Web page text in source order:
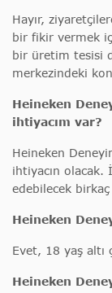
Hayır,
bir fikir vermek
bir üretim tesisi
merkezindeki
Heineken
ihtiyacım var?
Heineken
ihtiyacın olacak.
edebilecek
Heineken
Evet, 18 yaş
Heineken